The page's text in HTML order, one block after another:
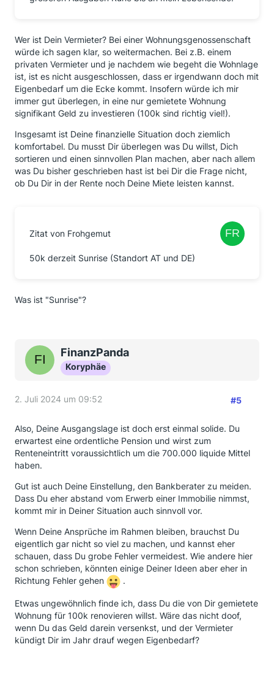
Wer ist Dein Vermieter? Bei einer Wohnungsgenossenschaft
würde ich sagen klar, so weitermachen. Bei z.B. einem
privaten Vermieter und je nachdem wie begeht die Wohnlage
ist, ist es nicht ausgeschlossen, dass er irgendwann doch mit
Eigenbedarf um die Ecke kommt. Insofern würde ich mir
immer gut überlegen, in eine nur gemietete Wohnung
signifikant Geld zu investieren (100k sind richtig viel!).
Insgesamt ist Deine finanzielle Situation doch ziemlich
komfortabel. Du musst Dir überlegen was Du willst, Dich
sortieren und einen sinnvollen Plan machen, aber nach allem
was Du bisher geschrieben hast ist bei Dir die Frage nicht,
ob Du Dir in der Rente noch Deine Miete leisten kannst.
Zitat von Frohgemut
50k derzeit Sunrise (Standort AT und DE)
Was ist "Sunrise"?
FinanzPanda
Koryphäe
2. Juli 2024 um 09:52 #5
Also, Deine Ausgangslage ist doch erst einmal solide. Du
erwartest eine ordentliche Pension und wirst zum
Renteneintritt voraussichtlich um die 700.000 liquide Mittel
haben.
Gut ist auch Deine Einstellung, den Bankberater zu meiden.
Dass Du eher abstand vom Erwerb einer Immobilie nimmst,
kommt mir in Deiner Situation auch sinnvoll vor.
Wenn Deine Ansprüche im Rahmen bleiben, brauchst Du
eigentlich gar nicht so viel zu machen, und kannst eher
schauen, dass Du grobe Fehler vermeidest. Wie andere hier
schon schrieben, könnten einige Deiner Ideen aber eher in
Richtung Fehler gehen
.
Etwas ungewöhnlich finde ich, dass Du die von Dir gemietete
Wohnung für 100k renovieren willst. Wäre das nicht doof,
wenn Du das Geld darein versenkst, und der Vermieter
kündigt Dir im Jahr drauf wegen Eigenbedarf?